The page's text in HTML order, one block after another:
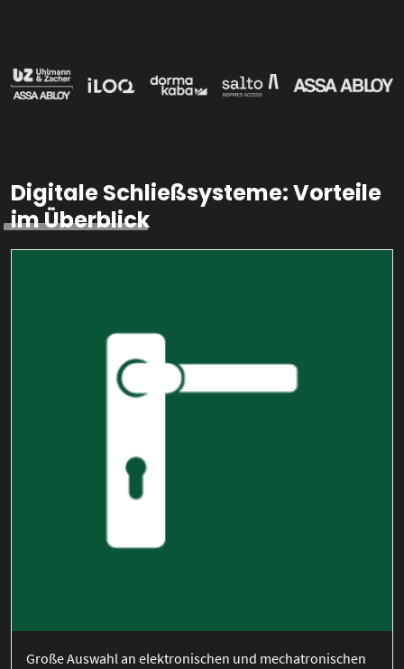
Digitale Schließsysteme: Vorteile
im Überblick
Große Auswahl an elektronischen und mechatronischen